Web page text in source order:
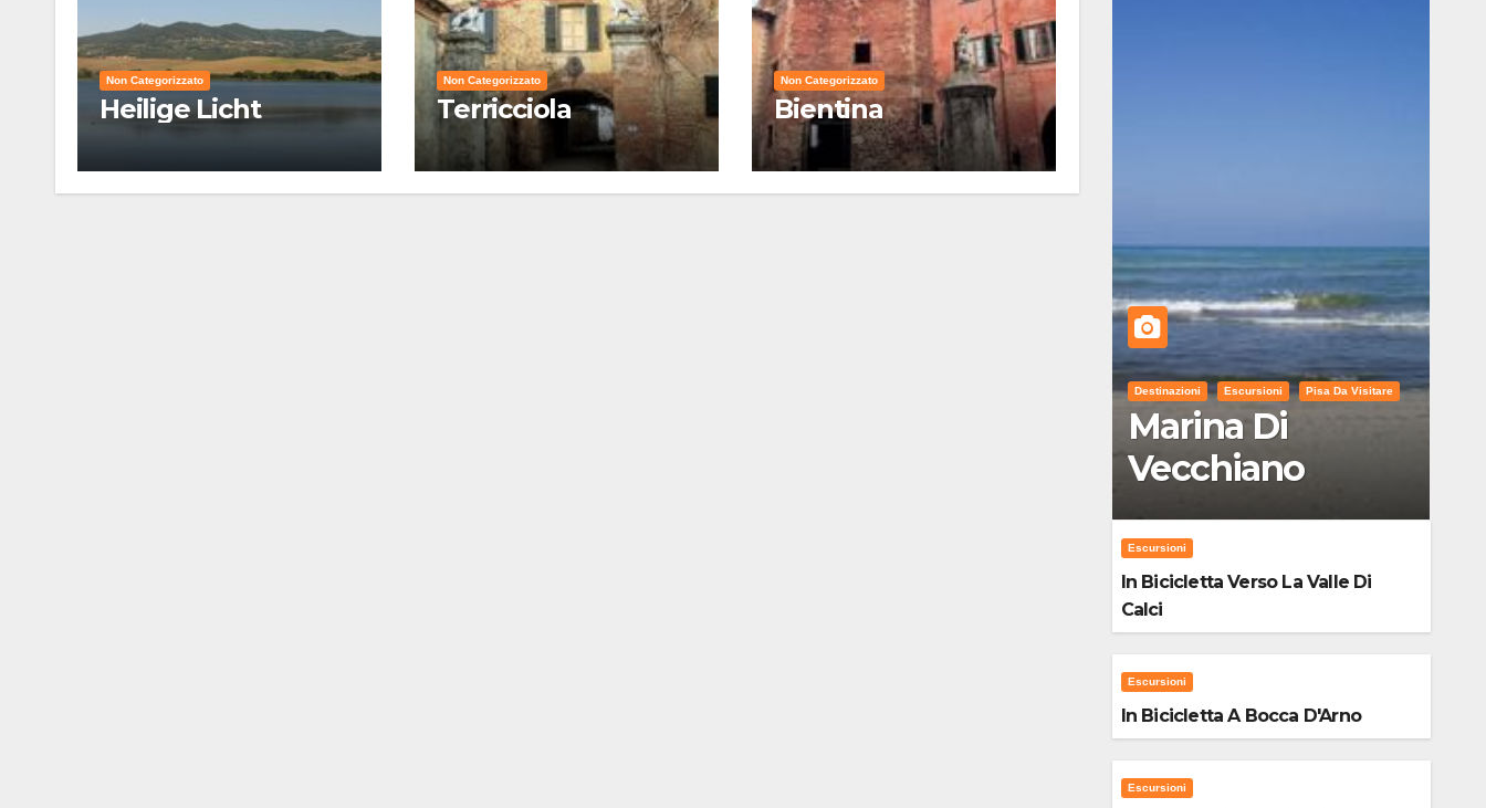
Non Categorizzato
Heilige Licht
Non Categorizzato
Terricciola
Non Categorizzato
Bientina
Destinazioni Escursioni Pisa Da Visitare
Marina Di
Vecchiano
Escursioni
In Bicicletta Verso La Valle Di
Calci
Escursioni
In Bicicletta A Bocca D'Arno
Escursioni